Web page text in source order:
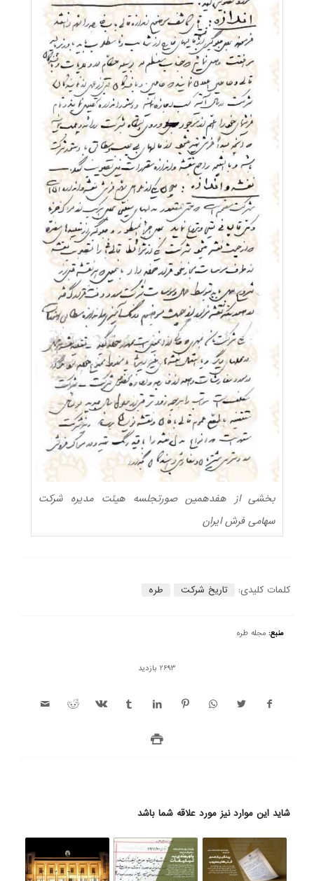
بخشی از هفدهمین صورتجلسه هیئت مدیره شرکت
سهامی فرش ایران
کلمات کلیدی: تاریخ شرکت طره
منبع: مجله طره
2693 بازدید
شاید این موارد نیز مورد علاقه شما باشد